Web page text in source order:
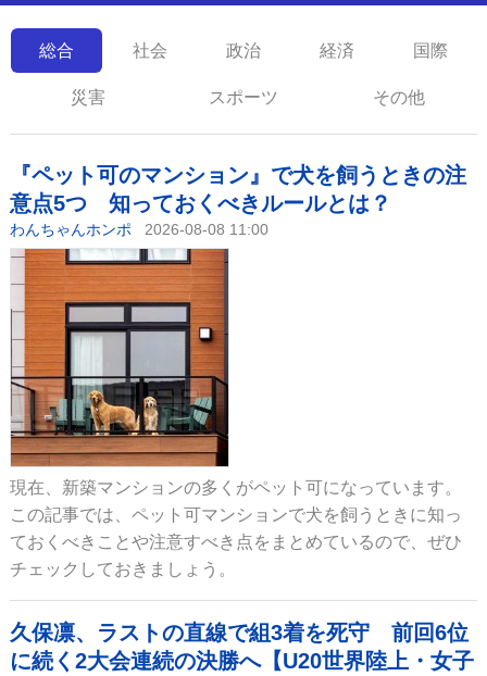
総合 社会 政治 経済 国際
災害 スポーツ その他
『ペット可のマンション』で犬を飼うときの注
意点5つ 知っておくべきルールとは？
わんちゃんホンポ 2026-08-08 11:00
現在、新築マンションの多くがペット可になっています。
この記事では、ペット可マンションで犬を飼うときに知っ
ておくべきことや注意すべき点をまとめているので、ぜひ
チェックしておきましょう。
久保凛、ラストの直線で組3着を死守 前回6位
に続く2大会連続の決勝へ【U20世界陸上・女子